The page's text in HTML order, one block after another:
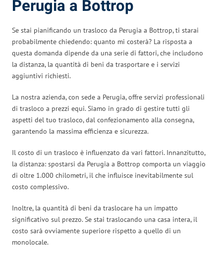
Perugia a Bottrop
Se stai pianificando un trasloco da Perugia a Bottrop, ti starai
probabilmente chiedendo: quanto mi costerà? La risposta a
questa domanda dipende da una serie di fattori, che includono
la distanza, la quantità di beni da trasportare e i servizi
aggiuntivi richiesti.
La nostra azienda, con sede a Perugia, offre servizi professionali
di trasloco a prezzi equi. Siamo in grado di gestire tutti gli
aspetti del tuo trasloco, dal confezionamento alla consegna,
garantendo la massima efficienza e sicurezza.
Il costo di un trasloco è influenzato da vari fattori. Innanzitutto,
la distanza: spostarsi da Perugia a Bottrop comporta un viaggio
di oltre 1.000 chilometri, il che influisce inevitabilmente sul
costo complessivo.
Inoltre, la quantità di beni da traslocare ha un impatto
significativo sul prezzo. Se stai traslocando una casa intera, il
costo sarà ovviamente superiore rispetto a quello di un
monolocale.